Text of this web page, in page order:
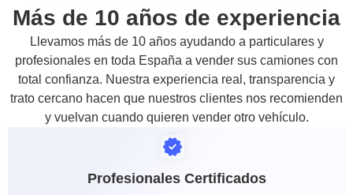
Más de 10 años de experiencia
Llevamos más de 10 años ayudando a particulares y
profesionales en toda España a vender sus camiones con
total confianza. Nuestra experiencia real, transparencia y
trato cercano hacen que nuestros clientes nos recomienden
y vuelvan cuando quieren vender otro vehículo.
Profesionales Certificados